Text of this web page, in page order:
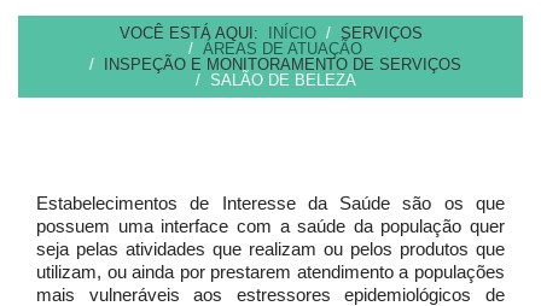
VOCÊ ESTÁ AQUI: INÍCIO
SERVIÇOS
ÁREAS DE ATUAÇÃO
INSPEÇÃO E MONITORAMENTO DE SERVIÇOS
SALÃO DE BELEZA
Estabelecimentos de Interesse da Saúde são os que
possuem uma interface com a saúde da população quer
seja pelas atividades que realizam ou pelos produtos que
utilizam, ou ainda por prestarem atendimento a populações
mais vulneráveis aos estressores epidemiológicos de